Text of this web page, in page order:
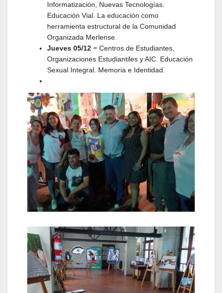
Informatización, Nuevas Tecnologías.
Educación Vial. La educación como
herramienta estructural de la Comunidad
Organizada Merlense.
Jueves 05/12 − Centros de Estudiantes,
Organizaciones Estudiantiles y AIC. Educación
Sexual Integral. Memoria e Identidad.